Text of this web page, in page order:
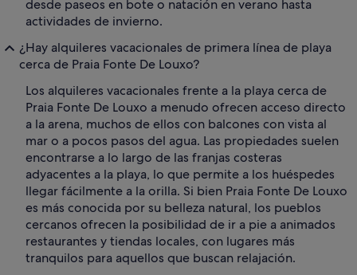
desde paseos en bote o natación en verano hasta
actividades de invierno.
¿Hay alquileres vacacionales de primera línea de playa
cerca de Praia Fonte De Louxo?
Los alquileres vacacionales frente a la playa cerca de
Praia Fonte De Louxo a menudo ofrecen acceso directo
a la arena, muchos de ellos con balcones con vista al
mar o a pocos pasos del agua. Las propiedades suelen
encontrarse a lo largo de las franjas costeras
adyacentes a la playa, lo que permite a los huéspedes
llegar fácilmente a la orilla. Si bien Praia Fonte De Louxo
es más conocida por su belleza natural, los pueblos
cercanos ofrecen la posibilidad de ir a pie a animados
restaurantes y tiendas locales, con lugares más
tranquilos para aquellos que buscan relajación.